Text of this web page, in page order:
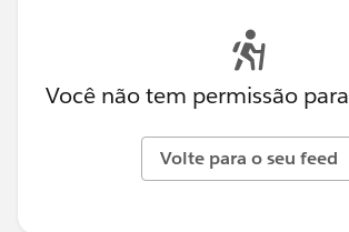
Você não tem permissão
Volte para o seu feed